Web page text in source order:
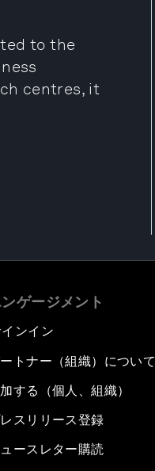
to the
centres, it
ゲージメント
ンイン
トナー（組織）について
する（個人、組織）
スリリース登録
ースレター購読